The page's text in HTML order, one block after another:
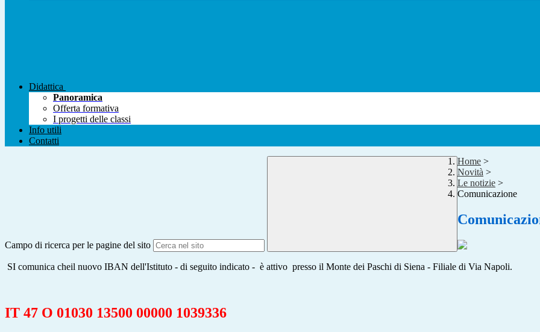
Didattica
Panoramica
Offerta formativa
I progetti delle classi
Info utili
Contatti
Campo di ricerca per le pagine del sito
Home >
Novità >
Le notizie >
Comunicazione
SI comunica cheil nuovo IBAN dell'Istituto - di seguito indicato - è attivo presso il Monte dei Paschi di Siena - Filiale di Via Napoli.
IT 47 O 01030 13500 00000 1039336